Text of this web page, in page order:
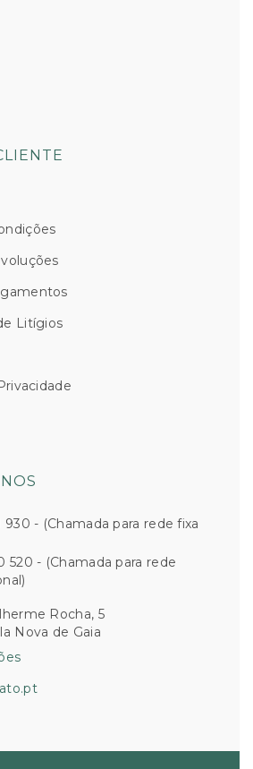
Litígios
930 - (Chamada para rede fixa
520 - (Chamada para rede
Rocha, 5
Nova de Gaia